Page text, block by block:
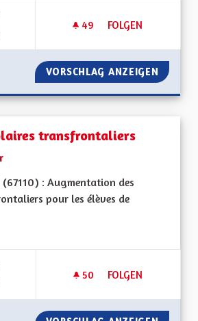
49 49 FOLLOWER
FOLGEN
DYNAMIQUE
VORSCHLAG ANZEIGEN
transfrontaliers
: Augmentation des
pour les élèves de
50 50 FOLLOWER
FOLGEN
ÉCHANGES